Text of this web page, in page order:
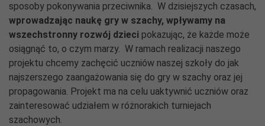
sposoby pokonywania przeciwnika. W dzisiejszych czasach,
wprowadzając naukę gry w szachy, wpływamy na
wszechstronny rozwój dzieci pokazując, że każde może
osiągnąć to, o czym marzy. W ramach realizacji naszego
projektu chcemy zachęcić uczniów naszej szkoły do jak
najszerszego zaangażowania się do gry w szachy oraz jej
propagowania. Projekt ma na celu uaktywnić uczniów oraz
zainteresować udziałem w różnorakich turniejach
szachowych.